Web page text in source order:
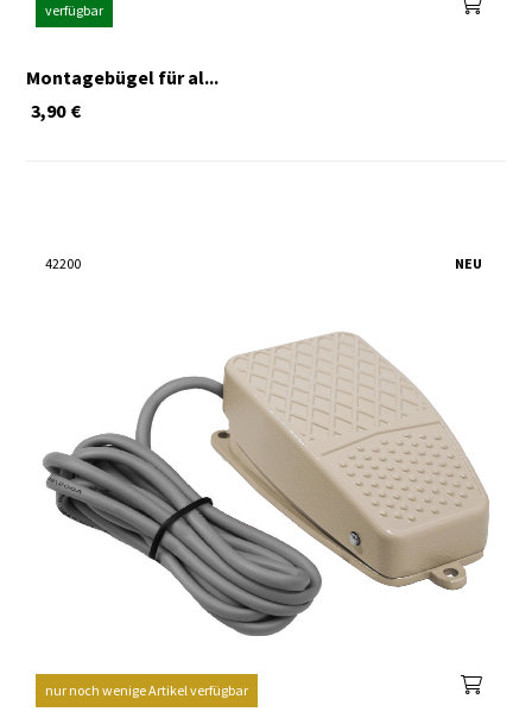
verfügbar
Montagebügel für al...
€
3,90
NEU
42200
nur noch wenige Artikel verfügbar